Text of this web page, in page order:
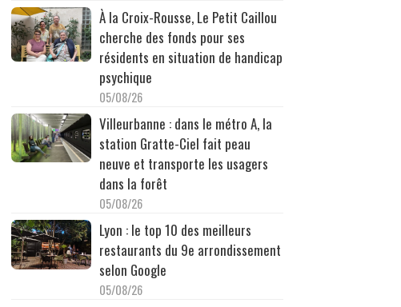
À la Croix-Rousse, Le Petit Caillou
cherche des fonds pour ses
résidents en situation de handicap
psychique
05/08/26
Villeurbanne : dans le métro A, la
station Gratte-Ciel fait peau
neuve et transporte les usagers
dans la forêt
05/08/26
Lyon : le top 10 des meilleurs
restaurants du 9e arrondissement
selon Google
05/08/26